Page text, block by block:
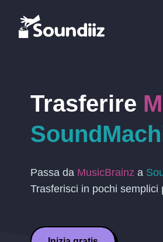
Trasferire
Passa da MusicBrainz a
Trasferisci in pochi